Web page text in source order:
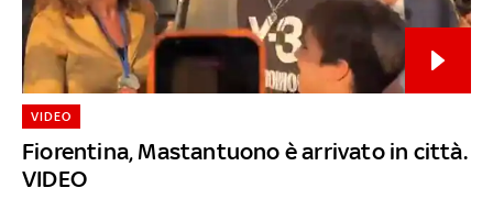
Fiorentina, Mastantuono è arrivato in città.
VIDEO
VIDEO